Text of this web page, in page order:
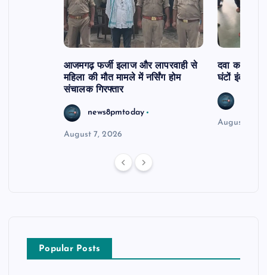
आजमगढ़ फर्जी इलाज और लापरवाही से
महिला की मौत मामले में नर्सिंग होम
संचालक गिरफ्तार
news8pmtoday
August 7, 2026
दवा कक्ष में
घंटों इंतजार
August 6,
Popular Posts